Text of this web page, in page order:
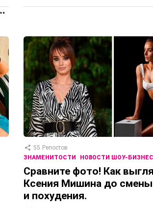
55 Репостов
ЗНАМЕНИТОСТИ
НОВОСТИ ШОУ-
Сравните фото! Как
Ксения Мишина до
и похудения.